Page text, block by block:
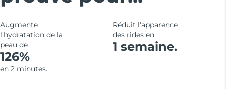
Augmente
l'hydratation de la
peau de
126%
en 2 minutes.
Réduit l'apparence
des rides en
1 semaine.